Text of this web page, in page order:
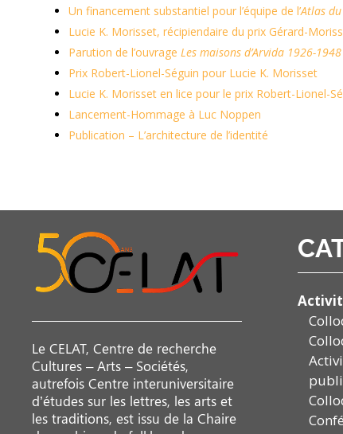
Un financement substantiel pour l’équipe de l’Atlas
Lucie K. Morisset, récipiendaire du prix Gérard-
Parution de l’ouvrage Les maisons d’Arvida 1926-1948
Prix Robert-Lionel-Séguin pour Lucie K. Morisset
Lucie K. Morisset en lice pour le prix Robert-Lionel-
Lancement-Hommage à Luc Noppen
Publication – L’architecture de l’identité
Le CELAT, Centre de recherche
Cultures – Arts – Sociétés,
autrefois Centre interuniversitaire
d’études sur les lettres, les arts et
les traditions, est issu de la Chaire